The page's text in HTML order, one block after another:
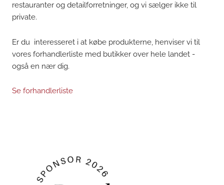
restauranter og detailforretninger, og vi sælger ikke til
private.
Er du interesseret i at købe produkterne, henviser vi til
vores forhandlerliste med butikker over hele landet -
også en nær dig.
Se forhandlerliste